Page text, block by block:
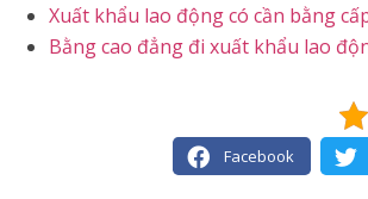
Xuất khẩu lao động có cần bằng
Bằng cao đẳng đi xuất khẩu lao
Facebook